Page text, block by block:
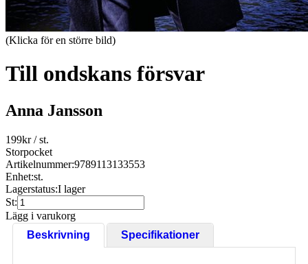
(Klicka för en större bild)
Till ondskans försvar
Anna Jansson
199kr/ st.
Storpocket
Artikelnummer:9789113133553
Enhet:st.
Lagerstatus:I lager
St:
Lägg i varukorg
Beskrivning
Specifikationer